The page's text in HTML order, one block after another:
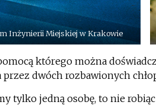
Inżynierii Miejskiej w Krakowie
którego można
dwóch rozbawionych
tylko jedną osobę, to nie